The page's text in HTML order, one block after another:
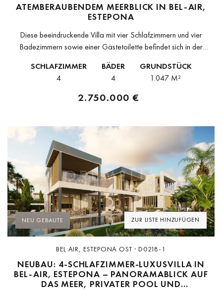
ATEMBERAUBENDEM MEERBLICK IN BEL-AIR,
ESTEPONA
Diese beeindruckende Villa mit vier Schlafzimmern und vier
Badezimmern sowie einer Gästetoilette befindet sich in der
unvergleichliche Kombination aus Luxus, Geräumigkeit und...
SCHLAFZIMMER
4
BÄDER
4
GRUNDSTÜCK
1.047 M²
2.750.000 €
ZUR LISTE HINZUFÜGEN
Previous Next
NEU GEBAUTE
BEL AIR, ESTEPONA OST · D0218-1
NEUBAU: 4-SCHLAFZIMMER-LUXUSVILLA IN
BEL-AIR, ESTEPONA – PANORAMABLICK AUF
DAS MEER, PRIVATER POOL UND